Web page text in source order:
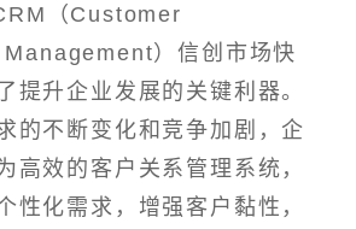
（Customer
）信创市场快
提升企业发展的关键利器。
的不断变化和竞争加剧，企
高效的客户关系管理系统，
性化需求，增强客户黏性，